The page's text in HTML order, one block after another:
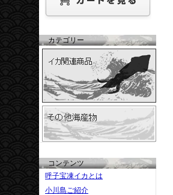
カテゴリー
コンテンツ
呼子宝凍イカとは
小川島ご紹介